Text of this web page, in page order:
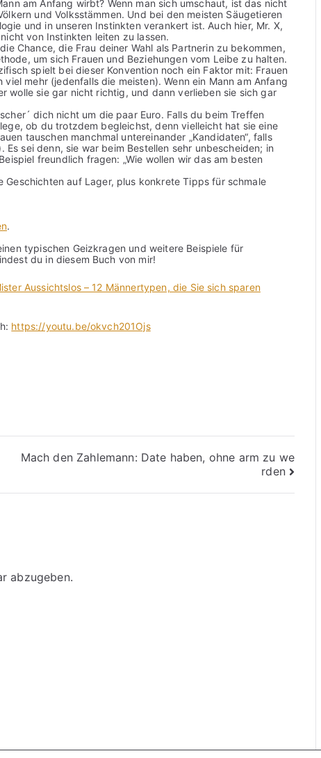
am Anfang wirbt? Wenn man sich umschaut, ist das nicht
und Volksstämmen. Und bei den meisten Säugetieren
und in unseren Instinkten verankert ist. Auch hier, Mr. X,
von Instinkten leiten zu lassen.
Chance, die Frau deiner Wahl als Partnerin zu bekommen,
um sich Frauen und Beziehungen vom Leibe zu halten.
spielt bei dieser Konvention noch ein Faktor mit: Frauen
mehr (jedenfalls die meisten). Wenn ein Mann am Anfang
wolle sie gar nicht richtig, und dann verlieben sie sich gar
dich nicht um die paar Euro. Falls du beim Treffen
ob du trotzdem begleichst, denn vielleicht hat sie eine
tauschen manchmal untereinander „Kandidaten“, falls
sei denn, sie war beim Bestellen sehr unbescheiden; in
freundlich fragen: „Wie wollen wir das am besten
auf Lager, plus konkrete Tipps für schmale
.
typischen Geizkragen und weitere Beispiele für
du in diesem Buch von mir!
Aussichtslos – 12 Männertypen, die Sie sich sparen
https://youtu.be/okvch201Ojs
Mach den Zahlemann: Date haben, ohne arm zu we
rden
abzugeben.